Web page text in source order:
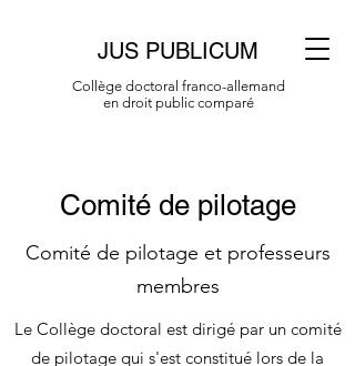
JUS PUBLICUM
Collège doctoral franco-allemand
en droit public comparé
Comité de pilotage
Comité de pilotage et professeurs
membres
Le Collège doctoral est dirigé par un comité
de pilotage qui s'est constitué lors de la